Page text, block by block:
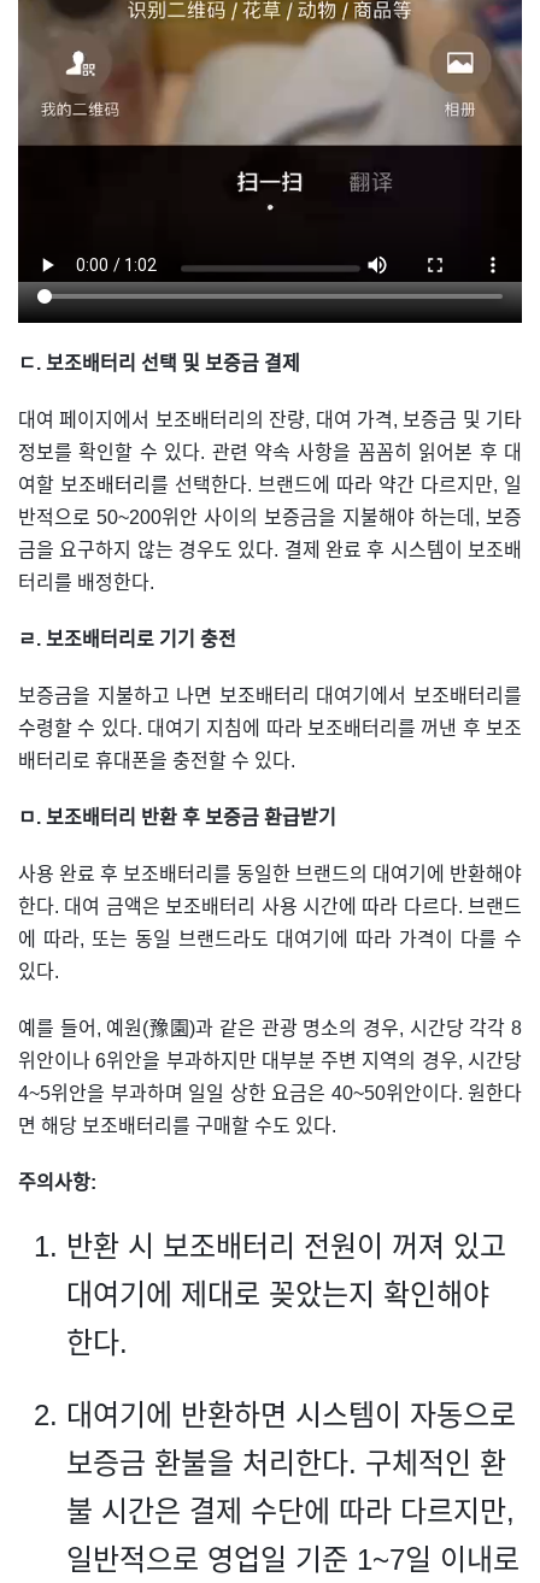
ㄷ. 보조배터리 선택 및 보증금 결제
대여 페이지에서 보조배터리의 잔량, 대여 가격, 보증금 및 기타
정보를 확인할 수 있다. 관련 약속 사항을 꼼꼼히 읽어본 후 대
여할 보조배터리를 선택한다. 브랜드에 따라 약간 다르지만, 일
반적으로 50~200위안 사이의 보증금을 지불해야 하는데, 보증
금을 요구하지 않는 경우도 있다. 결제 완료 후 시스템이 보조배
터리를 배정한다.
ㄹ. 보조배터리로 기기 충전
보증금을 지불하고 나면 보조배터리 대여기에서 보조배터리를
수령할 수 있다. 대여기 지침에 따라 보조배터리를 꺼낸 후 보조
배터리로 휴대폰을 충전할 수 있다.
ㅁ. 보조배터리 반환 후 보증금 환급받기
사용 완료 후 보조배터리를 동일한 브랜드의 대여기에 반환해야
한다. 대여 금액은 보조배터리 사용 시간에 따라 다르다. 브랜드
에 따라, 또는 동일 브랜드라도 대여기에 따라 가격이 다를 수
있다.
예를 들어, 예원(豫園)과 같은 관광 명소의 경우, 시간당 각각 8
위안이나 6위안을 부과하지만 대부분 주변 지역의 경우, 시간당
4~5위안을 부과하며 일일 상한 요금은 40~50위안이다. 원한다
면 해당 보조배터리를 구매할 수도 있다.
주의사항:
반환 시 보조배터리 전원이 꺼져 있고
대여기에 제대로 꽂았는지 확인해야
한다.
대여기에 반환하면 시스템이 자동으로
보증금 환불을 처리한다. 구체적인 환
불 시간은 결제 수단에 따라 다르지만,
일반적으로 영업일 기준 1~7일 이내로